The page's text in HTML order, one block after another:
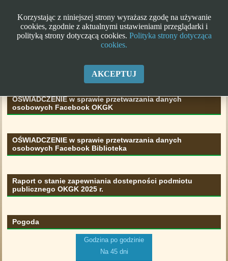
Klauzula informacyjna RODO
OŚWIADCZENIE w sprawie przetwarzania danych
osobowych Facebook OKGK
OŚWIADCZENIE w sprawie przetwarzania danych
osobowych Facebook Biblioteka
Raport o stanie zapewniania dostepności podmiotu
publicznego OKGK 2025 r.
Pogoda
Godzina po godzinie
Na 45 dni
Korzystając z niniejszej strony wyrażasz zgodę na używanie
cookies, zgodnie z aktualnymi ustawieniami przeglądarki i
polityką strony dotyczącą cookies. Polityka strony dotycząca
cookies.
AKCEPTUJ